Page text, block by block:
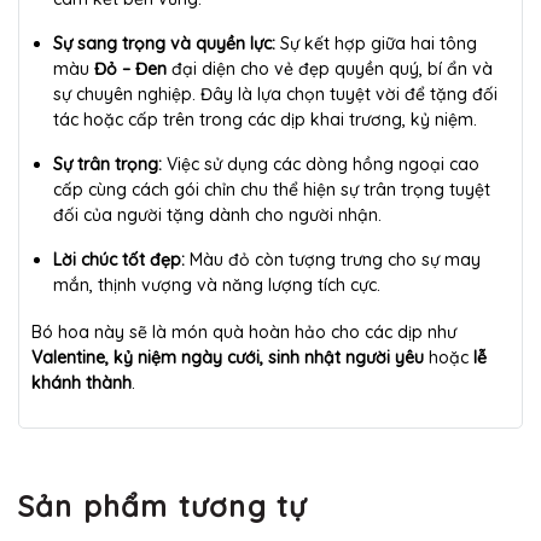
Sự sang trọng và quyền lực: Sự kết hợp giữa hai tông
màuĐỏ – Đen đại diện cho vẻ đẹp quyền quý, bí ẩn và
sự chuyên nghiệp. Đây là lựa chọn tuyệt vời để tặng đối
tác hoặc cấp trên trong các dịp khai trương, kỷ niệm.
Sự trân trọng: Việc sử dụng các dòng hồng ngoại cao
cấp cùng cách gói chỉn chu thể hiện sự trân trọng tuyệt
đối của người tặng dành cho người nhận.
Lời chúc tốt đẹp: Màu đỏ còn tượng trưng cho sự may
mắn, thịnh vượng và năng lượng tích cực.
Bó hoa này sẽ là món quà hoàn hảo cho các dịp như
Valentine, kỷ niệm ngày cưới, sinh nhật người yêu hoặc lễ
khánh thành.
Sản phẩm tương tự